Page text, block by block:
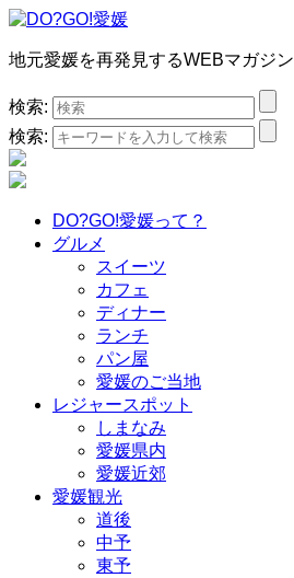
地元愛媛を再発見するWEBマガジン
検索:
検索:
DO?GO!愛媛って？
グルメ
スイーツ
カフェ
ディナー
ランチ
パン屋
愛媛のご当地
レジャースポット
しまなみ
愛媛県内
愛媛近郊
愛媛観光
道後
中予
東予